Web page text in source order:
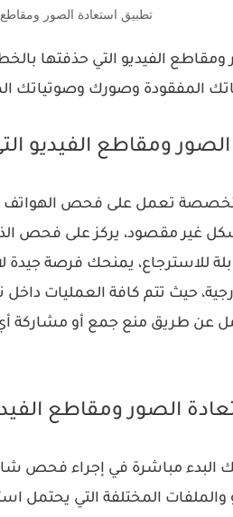
تطبيق استعادة الصور ومقاطع
ومقاطع الفيديو التي حذفتها
المفقودة وصورك وصوتياتك
ومقاطع الفيديو
متخصصة تعمل على فحص الهواتف
غير مقصود، يركز على فحص
للاسترجاع، يمنحك فرصة
حيث تتم كافة العمليات
طريق منع جمع أو مشاركة
الصور ومقاطع
البدء مباشرة في إجراء فحص
المختلفة التي يحتمل